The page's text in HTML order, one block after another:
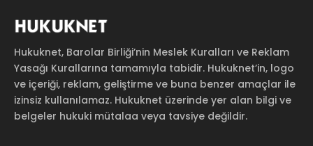
Hukuknet, Barolar Birliği’nin Meslek Kuralları ve Reklam
Yasağı Kurallarına tamamıyla tabidir. Hukuknet’in, logo
ve içeriği, reklam, geliştirme ve buna benzer amaçlar ile
izinsiz kullanılamaz. Hukuknet üzerinde yer alan bilgi ve
belgeler hukuki mütalaa veya tavsiye değildir.